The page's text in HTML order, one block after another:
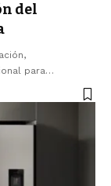
del
para…